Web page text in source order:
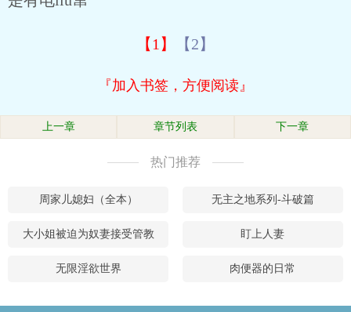
【1】 【2】
『加入书签，方便阅读』
上一章 章节列表 下一章
热门推荐
周家儿媳妇（全本） 无主之地系列-斗破篇
大小姐被迫为奴妻接受管教 盯上人妻
无限淫欲世界 肉便器的日常